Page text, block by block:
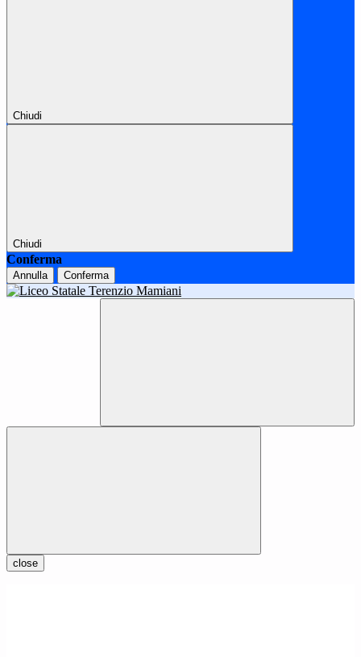
Chiudi
Chiudi
Conferma
Annulla Conferma
close